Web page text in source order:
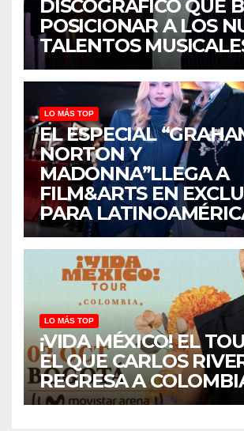
DISCOGRÁFICO QUE
POSICIONAR A LOS
TALENTOS
LO MÁS TOP
EL ESPECIAL
NORTON Y
MADONNA”LLEGA A
FILM&ARTS EN
PARA
LO MÁS TOP
¡VIDA MÉXICO! EL
EL QUE CARLOS
REGRESA A